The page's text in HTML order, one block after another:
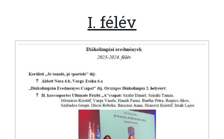
I. félév